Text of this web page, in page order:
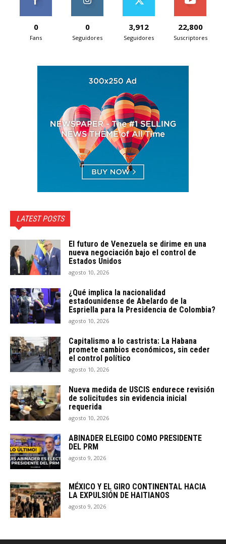
0
Fans
0
Seguidores
3,912
Seguidores
22,800
Suscriptores
LATEST POSTS
El futuro de Venezuela se dirime en una
nueva negociación bajo el control de
Estados Unidos
agosto 10, 2026
¿Qué implica la nacionalidad
estadounidense de Abelardo de la
Espriella para la Presidencia de Colombia?
agosto 10, 2026
Capitalismo a lo castrista: La Habana
promete cambios económicos, sin ceder
el control político
agosto 10, 2026
Nueva medida de USCIS endurece revisión
de solicitudes sin evidencia inicial
requerida
agosto 10, 2026
ABINADER ELEGIDO COMO PRESIDENTE
DEL PRM
agosto 9, 2026
MÉXICO Y EL GIRO CONTINENTAL HACIA
LA EXPULSIÓN DE HAITIANOS
agosto 9, 2026